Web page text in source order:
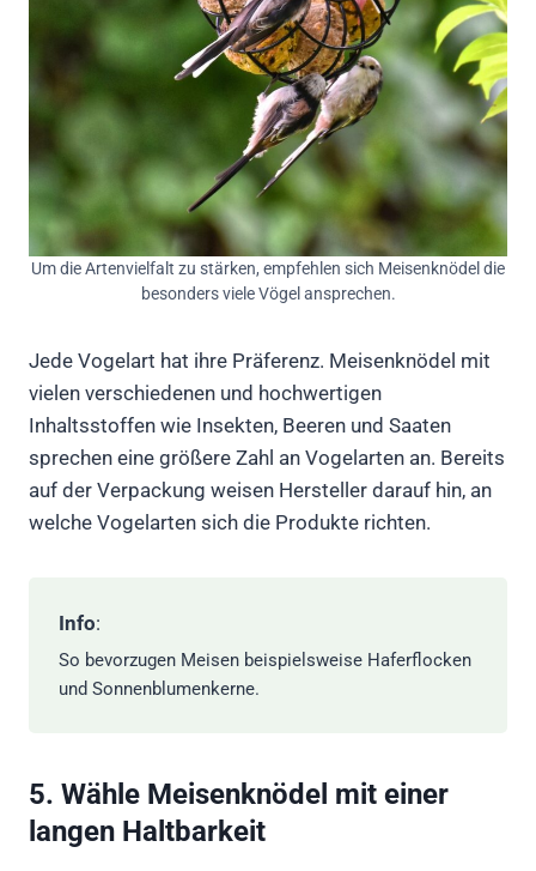
Um die Artenvielfalt zu stärken, empfehlen sich Meisenknödel die
besonders viele Vögel ansprechen.
Jede Vogelart hat ihre Präferenz. Meisenknödel mit
vielen verschiedenen und hochwertigen
Inhaltsstoffen wie Insekten, Beeren und Saaten
sprechen eine größere Zahl an Vogelarten an. Bereits
auf der Verpackung weisen Hersteller darauf hin, an
welche Vogelarten sich die Produkte richten.
Info:
So bevorzugen Meisen beispielsweise Haferflocken
und Sonnenblumenkerne.
5. Wähle Meisenknödel mit einer
langen Haltbarkeit